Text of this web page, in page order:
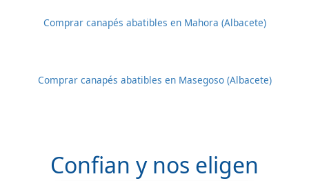
Comprar canapés abatibles en Mahora (Albacete)
Comprar canapés abatibles en Masegoso (Albacete)
Confian y nos eligen